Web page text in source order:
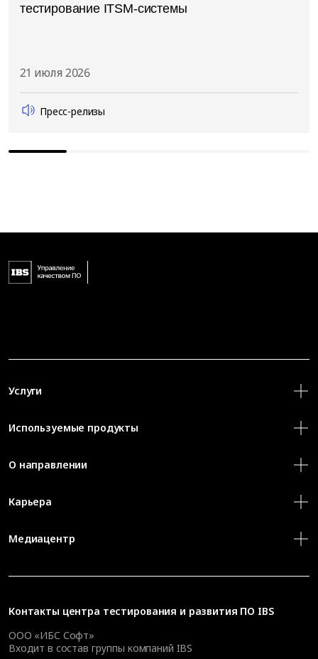
тестирование ITSM-системы
21 июля 2026
Пресс-релизы
Контакты центра тестирования и развития ПО IBS
ООО «ИБС Софт»
Входит в состав группы компаний IBS
Услуги
Используемые продукты
О направлении
Карьера
Медиацентр